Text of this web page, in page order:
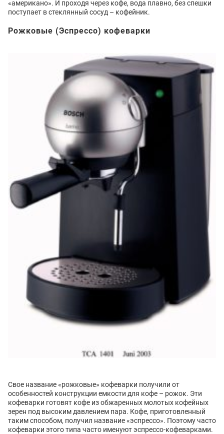
«американо». И проходя через кофе, вода плавно, без спешки
поступает в стеклянный сосуд – кофейник.
Рожковые (Эспрессо) кофеварки
Свое название «рожковые» кофеварки получили от
особенностей конструкции емкости для кофе – рожок. Эти
кофеварки готовят кофе из обжаренных молотых кофейных
зерен под высоким давлением пара. Кофе, приготовленный
таким способом, получил название «эспрессо». Поэтому часто
кофеварки этого типа часто именуют эспрессо-кофеварками.